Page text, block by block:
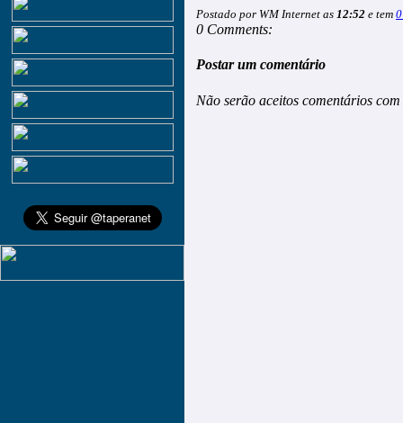
Postado por WM Internet as 12:52 e tem
0 Comments:
Postar um comentário
Não serão aceitos comentários